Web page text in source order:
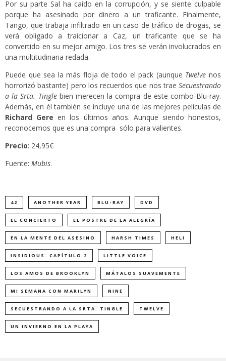
Por su parte Sal ha caído en la corrupción, y se siente culpable
porque ha asesinado por dinero a un traficante. Finalmente,
Tango, que trabaja infiltrado en un caso de tráfico de drogas, se
verá obligado a traicionar a Caz, un traficante que se ha
convertido en su mejor amigo. Los tres se verán involucrados en
una multitudinaria redada.
Puede que sea la más floja de todo el pack (aunque Twelve nos
horrorizó bastante) pero los recuerdos que nos trae Secuestrando
a la Srta. Tinglebien merecen la compra de este combo-Blu-ray.
Además, en él también se incluye una de las mejores películas de
Richard Gere en los últimos años. Aunque siendo honestos,
reconocemos que es una compra sólo para valientes.
Precio: 24,95€
Fuente: Mubis.
42 ANOTHER YEAR BLU-RAY DVD
EL CONCIERTO EL POSTRE DE LA ALEGRÍA
EN LA MENTE DEL ASESINO HARSH TIMES HELI
INSIDIOUS: CAPÍTULO 2 LITTLE VOICE
LOS AMOS DE BROOKLYN MÁTALOS SUAVEMENTE
MI SEMANA CON MARILYN NINE
SECUESTRANDO A LA SRTA. TINGLE TWELVE
UN INVIERNO EN LA PLAYA